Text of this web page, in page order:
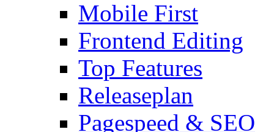
Mobile First
Frontend Editing
Top Features
Releaseplan
Pagespeed & SEO